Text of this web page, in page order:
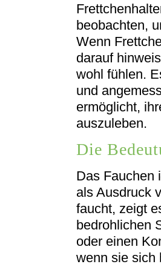
beobachten,
Wenn
darauf
wohl fühlen.
und
ermöglicht,
auszuleben.
Die
Das Fauchen
als Ausdruck
faucht, zeigt
bedrohlichen
oder einen
wenn sie sich